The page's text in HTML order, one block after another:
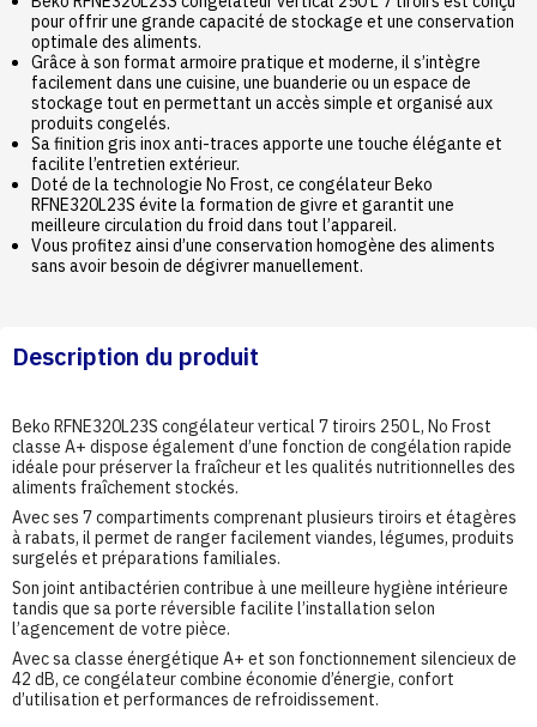
pour offrir une grande capacité de stockage et une conservation
optimale des aliments.
Grâce à son format armoire pratique et moderne, il s’intègre
facilement dans une cuisine, une buanderie ou un espace de
stockage tout en permettant un accès simple et organisé aux
produits congelés.
Sa finition gris inox anti-traces apporte une touche élégante et
facilite l’entretien extérieur.
Doté de la technologie No Frost, ce congélateur Beko
RFNE320L23S évite la formation de givre et garantit une
meilleure circulation du froid dans tout l’appareil.
Vous profitez ainsi d’une conservation homogène des aliments
sans avoir besoin de dégivrer manuellement.
Description du produit
Beko RFNE320L23S congélateur vertical 7 tiroirs 250 L, No Frost
classe A+ dispose également d’une fonction de congélation rapide
idéale pour préserver la fraîcheur et les qualités nutritionnelles des
aliments fraîchement stockés.
Avec ses 7 compartiments comprenant plusieurs tiroirs et étagères
à rabats, il permet de ranger facilement viandes, légumes, produits
surgelés et préparations familiales.
Son joint antibactérien contribue à une meilleure hygiène intérieure
tandis que sa porte réversible facilite l’installation selon
l’agencement de votre pièce.
Avec sa classe énergétique A+ et son fonctionnement silencieux de
42 dB, ce congélateur combine économie d’énergie, confort
d’utilisation et performances de refroidissement.